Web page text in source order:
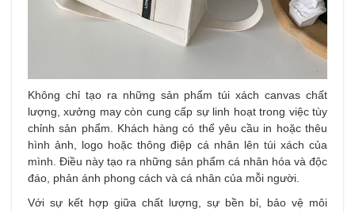
Không chỉ tạo ra những sản phẩm túi xách canvas chất
lượng, xưởng may còn cung cấp sự linh hoạt trong việc tùy
chỉnh sản phẩm. Khách hàng có thể yêu cầu in hoặc thêu
hình ảnh, logo hoặc thông điệp cá nhân lên túi xách của
mình. Điều này tạo ra những sản phẩm cá nhân hóa và độc
đáo, phản ánh phong cách và cá nhân của mỗi người.
Với sự kết hợp giữa chất lượng, sự bền bỉ, bảo vệ môi